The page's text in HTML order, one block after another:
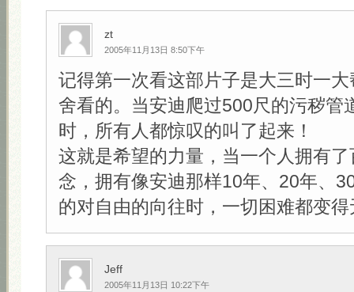
zt
2005年11月13日 8:50下午
记得第一次看这部片子是大三时一
舍看的。当安迪爬过500尺的污秽管
时，所有人都惊叹的叫了起来！
这就是希望的力量，当一个人拥有
念，拥有像安迪那样10年、20年、
的对自由的向往时，一切困难都变
Jeff
2005年11月13日 10:22下午